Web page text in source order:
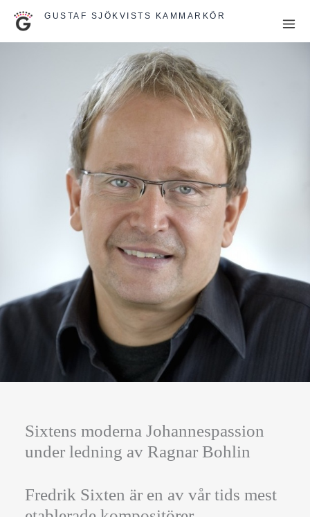
GUSTAF SJÖKVISTS KAMMARKÖR
Sixtens moderna Johannespassion
under ledning av Ragnar Bohlin
Fredrik Sixten är en av vår tids mest